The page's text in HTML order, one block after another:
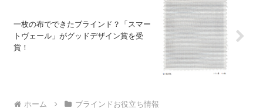
一枚の布でできたブラインド？「スマー
トヴェール」がグッドデザイン賞を受
賞！
ホーム ブラインドお役立ち情報